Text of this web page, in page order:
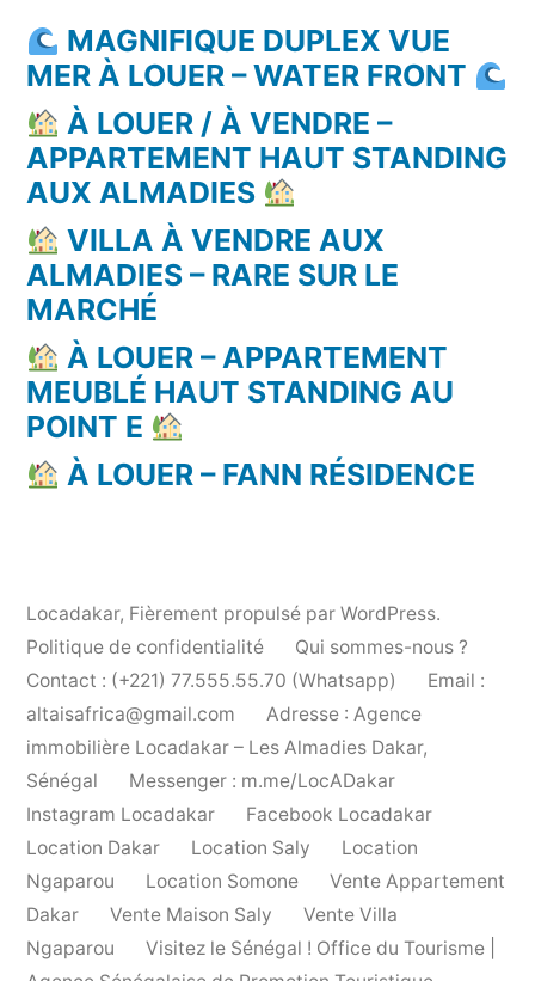
MAGNIFIQUE DUPLEX VUE
MER À LOUER – WATER FRONT
À LOUER / À VENDRE –
APPARTEMENT HAUT STANDING
AUX ALMADIES
VILLA À VENDRE AUX
ALMADIES – RARE SUR LE
MARCHÉ
À LOUER – APPARTEMENT
MEUBLÉ HAUT STANDING AU
POINT E
À LOUER – FANN RÉSIDENCE
Locadakar, Fièrement propulsé par WordPress.
Politique de confidentialité
Qui sommes-nous ?
Contact : (+221) 77.555.55.70 (Whatsapp)
Email :
altaisafrica@gmail.com
Adresse : Agence
immobilière Locadakar – Les Almadies Dakar,
Sénégal
Messenger : m.me/LocADakar
Instagram Locadakar
Facebook Locadakar
Location Dakar
Location Saly
Location
Ngaparou
Location Somone
Vente Appartement
Dakar
Vente Maison Saly
Vente Villa
Ngaparou
Visitez le Sénégal ! Office du Tourisme |